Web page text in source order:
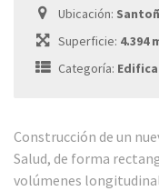
Ubicación:
Superficie: 4.394
Categoría:
Construcción de un
Salud, de forma
volúmenes